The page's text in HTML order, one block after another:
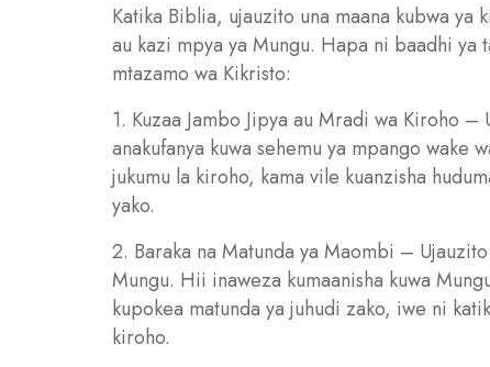
Katika Biblia, ujauzito una maana kubwa
au kazi mpya ya Mungu. Hapa ni baadhi ya
mtazamo wa Kikristo:
1. Kuzaa Jambo Jipya au Mradi wa Kiroho
anakufanya kuwa sehemu ya mpango wake
jukumu la kiroho, kama vile kuanzisha
yako.
2. Baraka na Matunda ya Maombi –
Mungu. Hii inaweza kumaanisha kuwa
kupokea matunda ya juhudi zako, iwe ni
kiroho.